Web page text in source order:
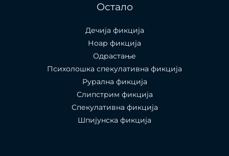
Остало
Дечија фикција
Ноар фикција
Одрастање
Психолошка спекулативна фикција
Рурална фикција
Слипстрим фикција
Спекулативна фикција
Шпијунска фикција